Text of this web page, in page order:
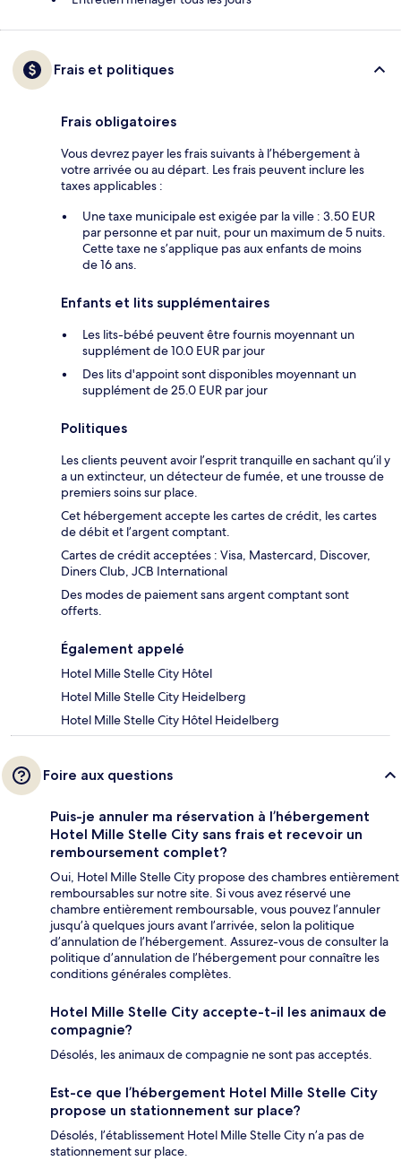
Frais et politiques
Frais obligatoires
Vous devrez payer les frais suivants à l’hébergement à
votre arrivée ou au départ. Les frais peuvent inclure les
taxes applicables :
Une taxe municipale est exigée par la ville : 3.50 EUR
par personne et par nuit, pour un maximum de 5 nuits.
Cette taxe ne s’applique pas aux enfants de moins
de 16 ans.
Enfants et lits supplémentaires
Les lits-bébé peuvent être fournis moyennant un
supplément de 10.0 EUR par jour
Des lits d'appoint sont disponibles moyennant un
supplément de 25.0 EUR par jour
Politiques
Les clients peuvent avoir l’esprit tranquille en sachant qu’il y
a un extincteur, un détecteur de fumée, et une trousse de
premiers soins sur place.
Cet hébergement accepte les cartes de crédit, les cartes
de débit et l’argent comptant.
Cartes de crédit acceptées : Visa, Mastercard, Discover,
Diners Club, JCB International
Des modes de paiement sans argent comptant sont
offerts.
Également appelé
Hotel Mille Stelle City Hôtel
Hotel Mille Stelle City Heidelberg
Hotel Mille Stelle City Hôtel Heidelberg
Foire aux questions
Puis-je annuler ma réservation à l’hébergement
Hotel Mille Stelle City sans frais et recevoir un
remboursement complet?
Oui, Hotel Mille Stelle City propose des chambres entièrement
remboursables sur notre site. Si vous avez réservé une
chambre entièrement remboursable, vous pouvez l’annuler
jusqu’à quelques jours avant l’arrivée, selon la politique
d’annulation de l’hébergement. Assurez-vous de consulter la
politique d’annulation de l’hébergement pour connaître les
conditions générales complètes.
Hotel Mille Stelle City accepte-t-il les animaux de
compagnie?
Désolés, les animaux de compagnie ne sont pas acceptés.
Est-ce que l’hébergement Hotel Mille Stelle City
propose un stationnement sur place?
Désolés, l’établissement Hotel Mille Stelle City n’a pas de
stationnement sur place.